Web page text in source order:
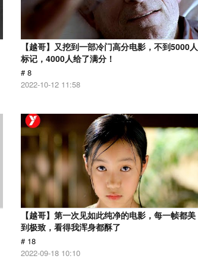
【越哥】又挖到一部冷门高分电影，不到5000人
标记，4000人给了满分！
# 8
2022-10-12 11:58
【越哥】第一次见如此纯净的电影，每一帧都美
到极致，看得我浑身都酥了
# 18
2022-09-18 10:10